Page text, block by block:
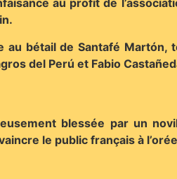
au profit de
au bétail de Santafé
del Perú et Fabio
blessée par un
le public français à